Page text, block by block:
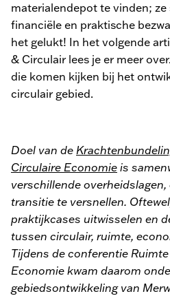
materialendepot te vinden;
financiële en praktische
het gelukt! In het volgende
& Circulair lees je er meer
die komen kijken bij het
circulair gebied.
Doel van de
Circulaire Economie is
verschillende
transitie te versnellen.
praktijkcases uitwisselen en
tussen circulair, ruimte,
Tijdens de conferentie
Economie kwam daarom
gebiedsontwikkeling van